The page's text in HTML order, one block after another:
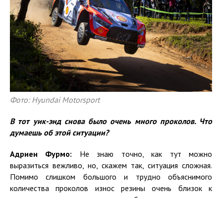
Фото: Hyundai Motorsport
В тот уик-энд снова было очень много проколов. Что
думаешь об этой ситуации?
Адриен Фурмо: Не знаю точно, как тут можно
выразиться вежливо, но, скажем так, ситуация сложная.
Помимо слишком большого и трудно объяснимого
количества проколов износ резины очень близок к